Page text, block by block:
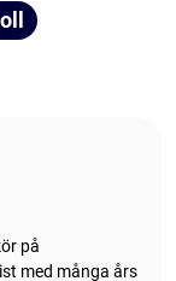
på
med många års